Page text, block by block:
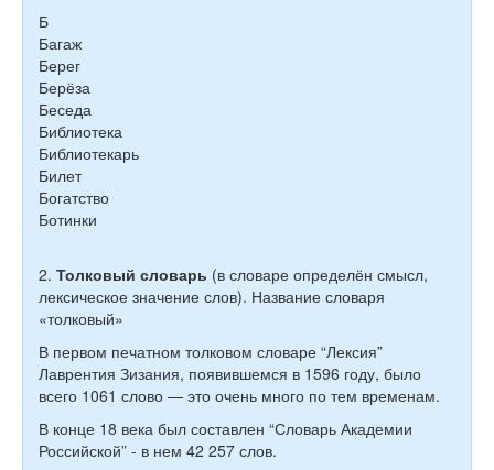
Б
Багаж
Берег
Берёза
Беседа
Библиотека
Библиотекарь
Билет
Богатство
Ботинки
2. Толковый словарь (в словаре определён смысл,
лексическое значение слов). Название словаря
«толковый»
В первом печатном толковом словаре “Лексия”
Лаврентия Зизания, появившемся в 1596 году, было
всего 1061 слово — это очень много по тем временам.
В конце 18 века был составлен “Словарь Академии
Российской” - в нем 42 257 слов.